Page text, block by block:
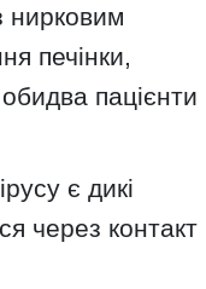
нирковим
печінки,
пацієнти
є дикі
через контакт